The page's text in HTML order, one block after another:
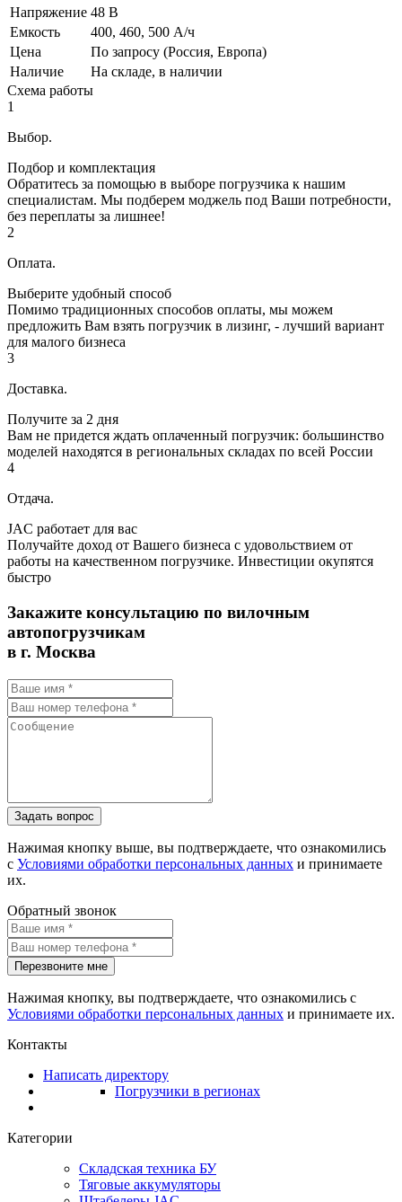
Напряжение 48 В
Емкость
400, 460, 500 А/ч
Цена
По запросу (Россия, Европа)
Наличие
На складе, в наличии
Схема работы
1
Выбор.
Подбор и комплектация
Обратитесь за помощью в выборе погрузчика к нашим
специалистам. Мы подберем моджель под Ваши потребности,
без переплаты за лишнее!
2
Оплата.
Выберите удобный способ
Помимо традиционных способов оплаты, мы можем
предложить Вам взять погрузчик в лизинг, - лучший вариант
для малого бизнеса
3
Доставка.
Получите за 2 дня
Вам не придется ждать оплаченный погрузчик: большинство
моделей находятся в региональных складах по всей России
4
Отдача.
JAC работает для вас
Получайте доход от Вашего бизнеса с удовольствием от
работы на качественном погрузчике. Инвестиции окупятся
быстро
Закажите консультацию по вилочным
автопогрузчикам
в г. Москва
Задать вопрос
Нажимая кнопку выше, вы подтверждаете, что ознакомились
с Условиями обработки персональных данных и принимаете
их.
Обратный звонок
Перезвоните мне
Нажимая кнопку, вы подтверждаете, что ознакомились с
Условиями обработки персональных данных и принимаете их.
Контакты
Написать директору
Погрузчики в регионах
Категории
Складская техника БУ
Тяговые аккумуляторы